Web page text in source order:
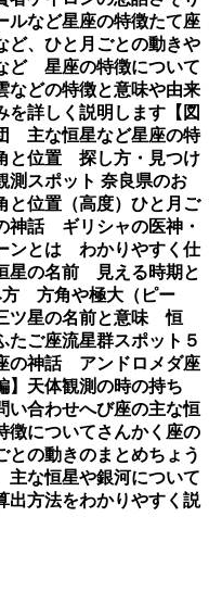
ルなど星座の特徴たて座
、ひと月ごとの動きや
ど 星座の特徴について
どの特徴と意味や由来
詳しく説明します【図
主な恒星など星座の特
と位置 探し方・見つけ
測スポット 奈良県のお
と位置（高度）ひと月ご
神話 ギリシャの医神・
ンとは わかりやすく仕
星の名前 見える時期と
方 方角や極大（ピー
ツ星の名前と意味 恒
たご座流星群スポット５
の神話 アンドロメダ座
天体観測の時の持ち
い合わせへび座の主な恒
徴についてさんかく座の
との動きのまとめちょう
な恒星や銀河について
出方法をわかりやすく説